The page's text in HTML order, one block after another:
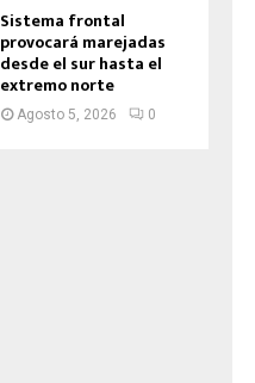
Sistema frontal
provocará marejadas
desde el sur hasta el
extremo norte
Agosto 5, 2026 0